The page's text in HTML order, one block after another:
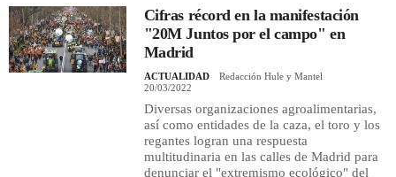
A CUCHILLO
REGISTRO
INICIAR SESIÓN
Cifras récord en la manifestación
"20M Juntos por el campo" en
Madrid
ACTUALIDAD
Redacción Hule y Mantel
20/03/2022
Diversas organizaciones agroalimentarias,
así como entidades de la caza, el toro y los
regantes logran una respuesta
multitudinaria en las calles de Madrid para
denunciar el "extremismo ecológico" del